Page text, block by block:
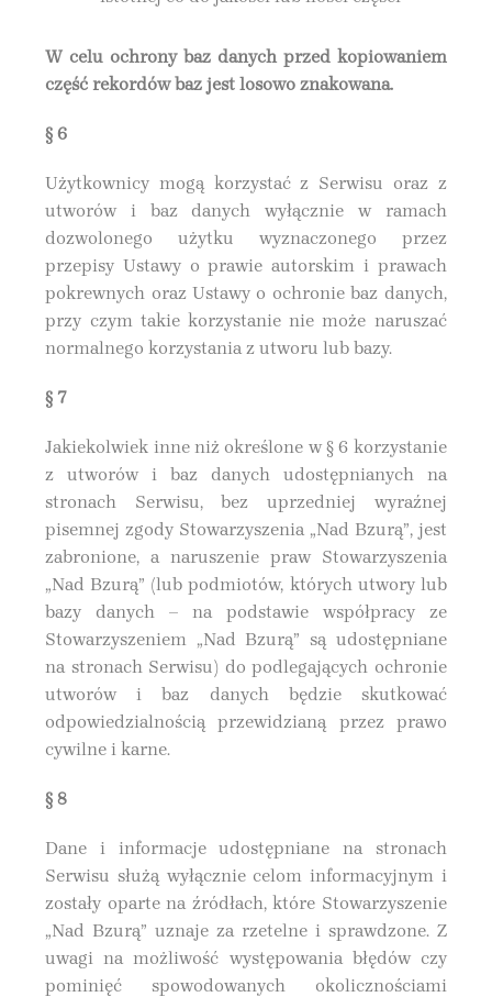
W celu ochrony baz danych przed kopiowaniem
część rekordów baz jest losowo znakowana.
§ 6
Użytkownicy mogą korzystać z Serwisu oraz z
utworów i baz danych wyłącznie w ramach
dozwolonego użytku wyznaczonego przez
przepisy Ustawy o prawie autorskim i prawach
pokrewnych oraz Ustawy o ochronie baz danych,
przy czym takie korzystanie nie może naruszać
normalnego korzystania z utworu lub bazy.
§ 7
Jakiekolwiek inne niż określone w § 6 korzystanie
z utworów i baz danych udostępnianych na
stronach Serwisu, bez uprzedniej wyraźnej
pisemnej zgody Stowarzyszenia „Nad Bzurą”, jest
zabronione, a naruszenie praw Stowarzyszenia
„Nad Bzurą” (lub podmiotów, których utwory lub
bazy danych – na podstawie współpracy ze
Stowarzyszeniem „Nad Bzurą” są udostępniane
na stronach Serwisu) do podlegających ochronie
utworów i baz danych będzie skutkować
odpowiedzialnością przewidzianą przez prawo
cywilne i karne.
§ 8
Dane i informacje udostępniane na stronach
Serwisu służą wyłącznie celom informacyjnym i
zostały oparte na źródłach, które Stowarzyszenie
„Nad Bzurą” uznaje za rzetelne i sprawdzone. Z
uwagi na możliwość występowania błędów czy
pominięć spowodowanych okolicznościami